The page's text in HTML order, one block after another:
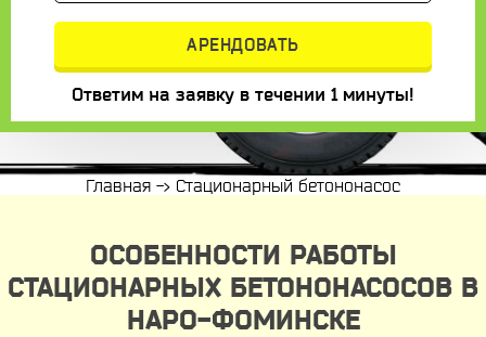
Ответим на заявку в течении 1 минуты!
Главная -> Стационарный бетононасос
ОСОБЕННОСТИ РАБОТЫ
СТАЦИОНАРНЫХ БЕТОНОНАСОСОВ В
НАРО-ФОМИНСКЕ